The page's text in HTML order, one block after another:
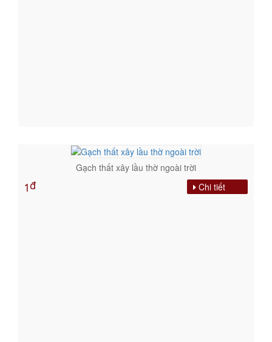
Gạch thất xây lầu thờ ngoài trời
1đ Chi tiết